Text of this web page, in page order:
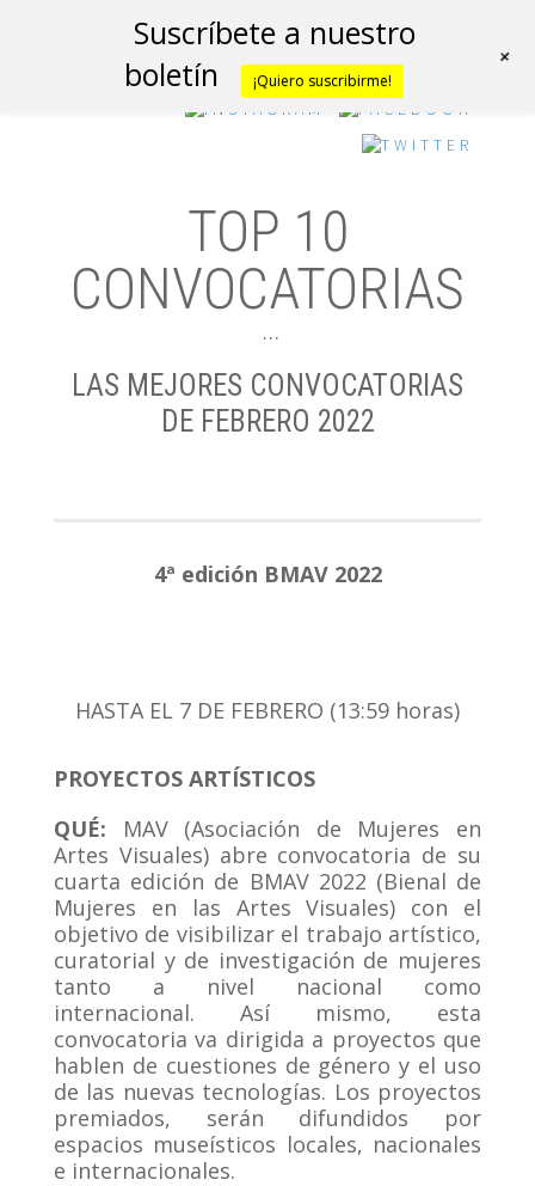
TOP 10
CONVOCATORIAS
…
LAS MEJORES CONVOCATORIAS
DE FEBRERO 2022
4ª edición BMAV 2022
HASTA EL 7 DE FEBRERO (13:59 horas)
PROYECTOS ARTÍSTICOS
QUÉ:
MAV (Asociación de Mujeres en
Artes Visuales) abre convocatoria de su
cuarta edición de BMAV 2022 (Bienal de
Mujeres en las Artes Visuales) con el
objetivo de visibilizar el trabajo artístico,
curatorial y de investigación de mujeres
tanto a nivel nacional como
internacional. Así mismo, esta
convocatoria va dirigida a proyectos que
hablen de cuestiones de género y el uso
de las nuevas tecnologías. Los proyectos
premiados, serán difundidos por
espacios museísticos locales, nacionales
e internacionales.
Suscríbete a nuestro
boletín
¡Quiero suscribirme!
+